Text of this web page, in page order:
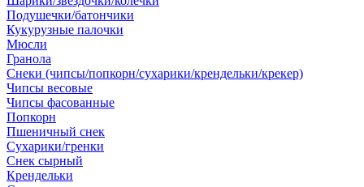
Подушечки/батончики
Кукурузные палочки
Мюсли
Гранола
Снеки (чипсы/попкорн/сухарики/крендельки/крекер)
Чипсы весовые
Чипсы фасованные
Попкорн
Пшеничный снек
Сухарики/гренки
Снек сырный
Крендельки